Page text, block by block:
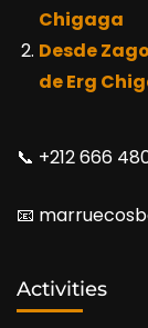
Chigaga
Desde
de Erg
📞​ +212 666
📧​
Activities